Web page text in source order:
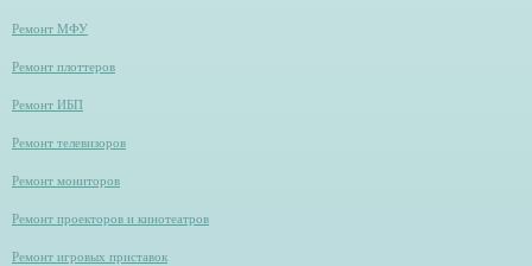
Ремонт МФУ
Ремонт плоттеров
Ремонт ИБП
Ремонт телевизоров
Ремонт мониторов
Ремонт проекторов и кинотеатров
Ремонт игровых приставок